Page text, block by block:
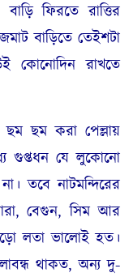
ফিরতে রাত্তির
বাড়িতে তেইশটা
কোনোদিন রাখতে
ছম করা পেল্লায়
গুপ্তধন যে লুকোনো
তবে নাটমন্দিরের
বেগুন, সিম আর
লতা ভালোই হত।
থাকত, অন্য দু-